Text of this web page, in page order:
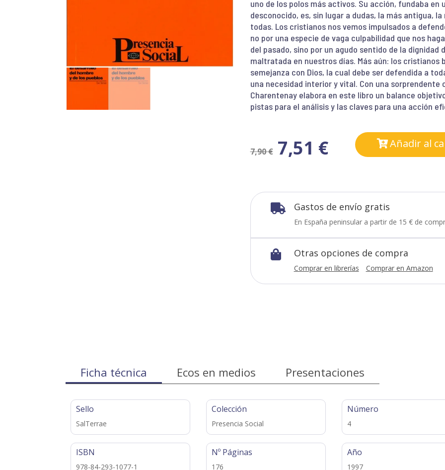
uno de los polos más activos. Su acción, fundaba
desconocido, es, sin lugar a dudas, la más antigua,
todas. Los cristianos nos vemos impulsados a
no por una especie de vaga culpabilidad que nos
del pasado, sino por un agudo sentido de la
maltratada en nuestros días. Más aún: los cristianos
semejanza con Dios, la cual debe ser defendida a
una necesidad interior y vital. Con una sorprendente
Charentenay elabora en este libro un balance
pistas para el análisis y las claves para una acción
7,90€ 7,51 € Añadir al
 Gastos de envío gratis
En España peninsular a partir de 15 € de
 Otras opciones de compra
Comprar en librerías Comprar en Amazon
Ficha técnica Ecos en medios Presentaciones
Sello
SalTerrae
ISBN
978-84-293-1077-1
Colección
Presencia Social
Nº Páginas
176
Número
4
Año
1997